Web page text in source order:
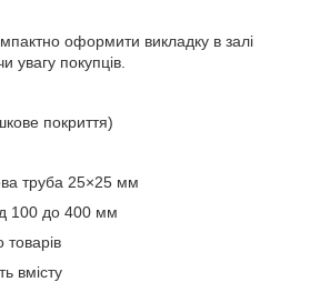
оформити викладку в залі
увагу покупців.
покриття)
труба 25×25 мм
100 до 400 мм
товарів
вмісту